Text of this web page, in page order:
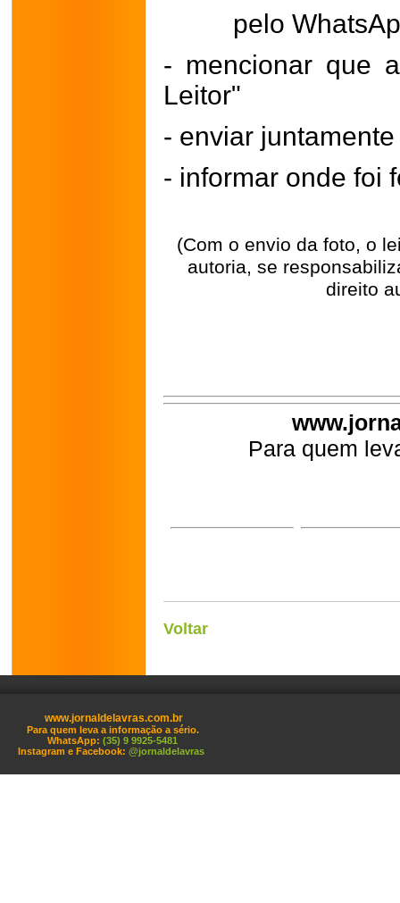
pelo
- mencionar que
Leitor"
- enviar
- informar onde foi
(Com o envio da foto, o
autoria, se
direito
Para quem
Voltar
www.jornaldelavras.com.br
Para quem leva a informação a sério.
WhatsApp: (35) 9 9925-5481
Instagram e Facebook: @jornaldelavras